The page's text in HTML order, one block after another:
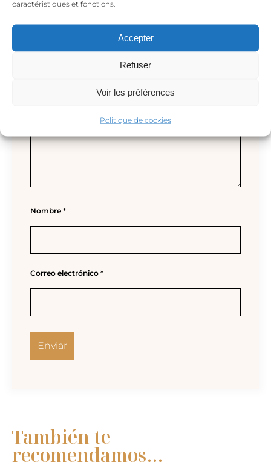
caractéristiques et fonctions.
Accepter
Refuser
Voir les préférences
Politique de cookies
Tu dirección de correo electrónico no será
publicada. Los campos obligatorios están
Nombre *
Correo electrónico *
También te
recomendamos…